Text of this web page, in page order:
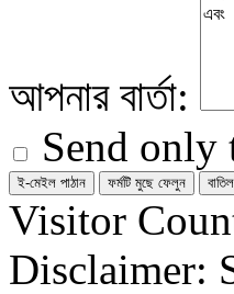
আপনার বার্তা:
Send only
Visitor
Disclaimer: